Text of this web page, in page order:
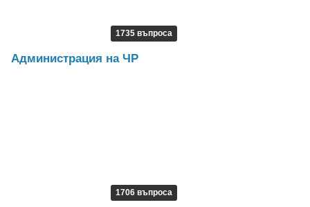
1735 въпроса
Администрация на ЧР
1706 въпроса